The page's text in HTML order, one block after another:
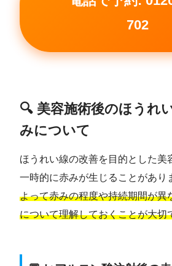
702
🔍 美容施術後のほうれ
みについて
ほうれい線の改善を目的とした美
一時的に赤みが生じることがあり
よって赤みの程度や持続期間が異
について理解しておくことが大切